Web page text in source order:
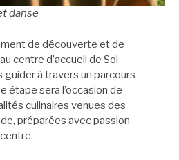
danse
de découverte et de
centre d’accueil de Sol
guider à travers un parcours
étape sera l’occasion de
culinaires venues des
préparées avec passion